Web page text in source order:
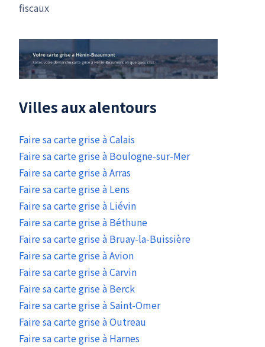
fiscaux
Villes aux alentours
Faire sa carte grise à Calais
Faire sa carte grise à Boulogne-sur-Mer
Faire sa carte grise à Arras
Faire sa carte grise à Lens
Faire sa carte grise à Liévin
Faire sa carte grise à Béthune
Faire sa carte grise à Bruay-la-Buissière
Faire sa carte grise à Avion
Faire sa carte grise à Carvin
Faire sa carte grise à Berck
Faire sa carte grise à Saint-Omer
Faire sa carte grise à Outreau
Faire sa carte grise à Harnes